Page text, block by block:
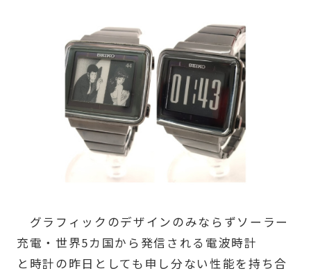
グラフィックのデザインのみならずソーラー
充電・世界5カ国から発信される電波時計
と時計の昨日としても申し分ない性能を持ち合